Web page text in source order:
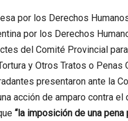
por los Derechos
por los Derechos
del Comité Provincial
y Otros Tratos o Penas
presentaron ante la
acción de amparo contra el
“la imposición de una pena